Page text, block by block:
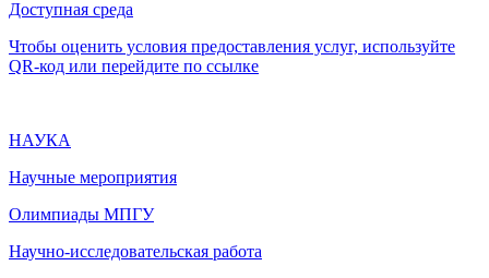
Доступная среда
Чтобы оценить условия предоставления услуг, используйте
QR-код или перейдите по ссылке
НАУКА
Научные мероприятия
Олимпиады МПГУ
Научно-исследовательская работа